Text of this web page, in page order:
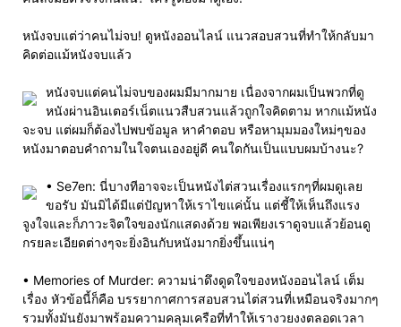
หนังจบแต่ว่าคนไม่จบ! ดูหนังออนไลน์ แนวสอบสวนที่ทำให้กลับมา
คิดต่อแม้หนังจบแล้ว
หนังจบแต่คนไม่จบของผมมีมากมาย เนื่องจากผมเป็นพวกที่ดู
หนังผ่านอินเตอร์เน็ตแนวสืบสวนแล้วถูกใจคิดตาม หากแม้หนัง
จะจบ แต่ผมก็ต้องไปพบข้อมูล หาคำตอบ หรือหามุมมองใหม่ๆของ
หนังมาตอบคำถามในใจตนเองอยู่ดี คนใดกันเป็นแบบผมบ้างนะ?
• Se7en: นี่บางทีอาจจะเป็นหนังไต่สวนเรื่องแรกๆที่ผมดูเลย
ขอรับ มันมิได้มีแต่ปัญหาให้เราไขแค่นั้น แต่ชี้ให้เห็นถึงแรง
จูงใจและก็ภาวะจิตใจของนักแสดงด้วย พอเพียงเราดูจบแล้วย้อนดู
กรยละเอียดต่างๆจะยิ่งอินกับหนังมากยิ่งขึ้นแน่ๆ
• Memories of Murder: ความน่าดึงดูดใจของหนังออนไลน์ เต็ม
เรื่อง หัวข้อนี้ก็คือ บรรยากาศการสอบสวนไต่สวนที่เหมือนจริงมากๆ
รวมทั้งมันยังมาพร้อมความคลุมเครือที่ทำให้เรางวยงงตลอดเวลา